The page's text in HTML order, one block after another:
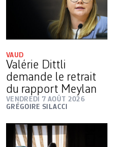
VAUD
Valérie Dittli
demande le retrait
du rapport Meylan
VENDREDI 7 AOÛT 2026
GRÉGOIRE SILACCI